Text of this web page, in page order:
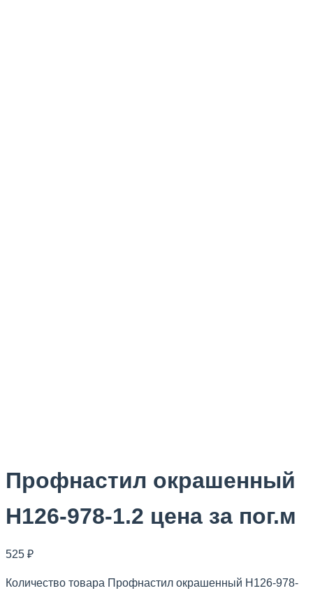
Профнастил окрашенный
Н126-978-1.2 цена за пог.м
525 ₽
Количество товара Профнастил окрашенный Н126-978-